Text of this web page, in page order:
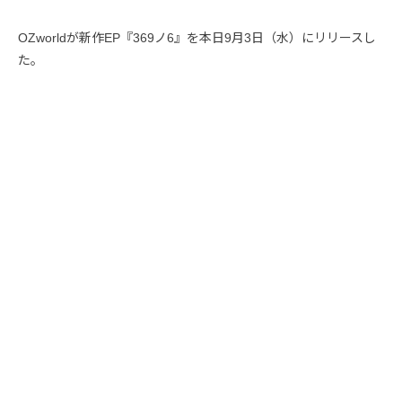
OZworldが新作EP『369ノ6』を本日9月3日（水）にリリースし
た。